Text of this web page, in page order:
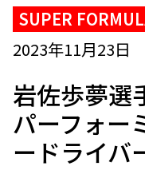
SUPER
2023年11月23日
岩佐歩夢選
パーフォー
ードライバ